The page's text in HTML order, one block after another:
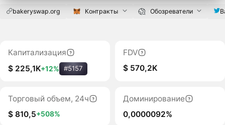
bakeryswap.org Контракты Обозреватели
Капитализация
$ 225,1K+12% #5157
FDV
$ 570,2K
Торговый объем, 24ч
$ 810,5+508%
Доминирование
0,0000092%